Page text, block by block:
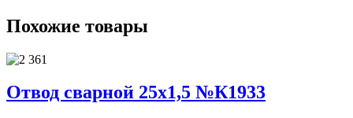
Похожие товары
Отвод сварной 25х1,5 №К1933